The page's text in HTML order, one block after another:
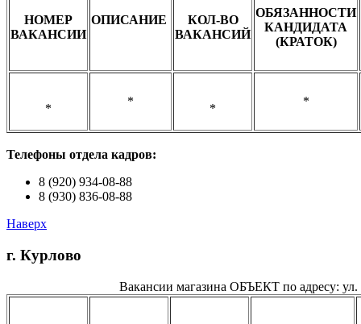
НОМЕР
ВАКАНСИИ
ОПИСАНИЕ
КОЛ-ВО
ВАКАНСИЙ
ОБЯЗАННОСТИ
КАНДИДАТА
(КРАТОК)
*
*
*
*
Телефоны отдела кадров:
8 (920) 934-08-88
8 (930) 836-08-88
Наверх
г. Курлово
Вакансии магазина ОБЪЕКТ по адресу: